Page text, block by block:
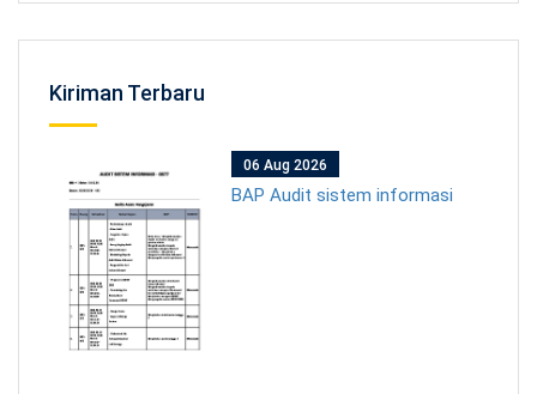
Kiriman Terbaru
06 Aug 2026
BAP Audit sistem informasi